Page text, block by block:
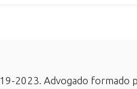
2023. Advogado formado